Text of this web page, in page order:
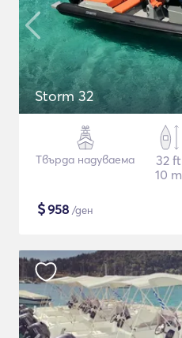
Storm 32
Твърда надуваема
32 ft
10 m
$958 /ден